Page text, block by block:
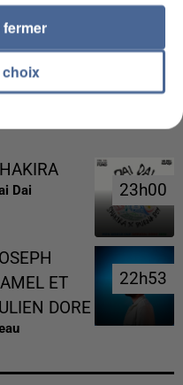
Dai 23h00
23h00
ET
DORE
22h53
22h53
choix